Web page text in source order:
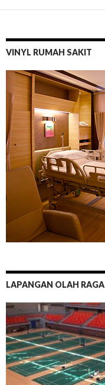
VINYL RUMAH SAKIT
LAPANGAN OLAH RAGA